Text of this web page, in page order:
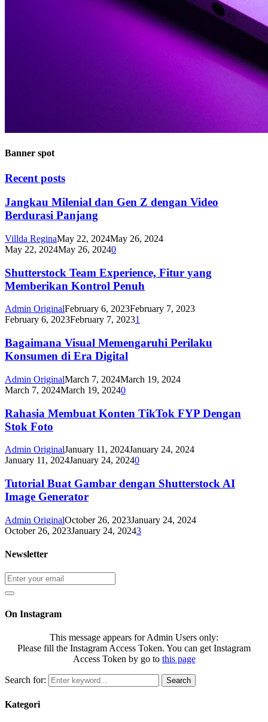
Banner spot
Recent posts
Jangkau Milenial dan Gen Z dengan Video
Berdurasi Panjang
Villda ReginaMay 22, 2024May 26, 2024
May 22, 2024May 26, 20240
Shutterstock Team Experience, Fitur yang
Memberikan Kontrol Penuh
Admin OriginalFebruary 6, 2023February 7, 2023
February 6, 2023February 7, 20231
Bagaimana Visual Memengaruhi Perilaku
Konsumen di Era Digital
Admin OriginalMarch 7, 2024March 19, 2024
March 7, 2024March 19, 20240
Rahasia Membuat Konten TikTok FYP Dengan
Stok Foto
Admin OriginalJanuary 11, 2024January 24, 2024
January 11, 2024January 24, 20240
Tutorial Buat Gambar dengan Shutterstock AI
Image Generator
Admin OriginalOctober 26, 2023January 24, 2024
October 26, 2023January 24, 20243
Newsletter
On Instagram
This message appears for Admin Users only:
Please fill the Instagram Access Token. You can get Instagram
Access Token by go to this page
Search for: Search
Kategori